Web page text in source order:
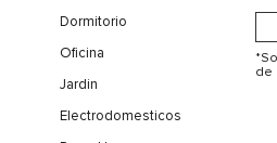
Dormitorio
Oficina
Jardin
Electrodomesticos
de